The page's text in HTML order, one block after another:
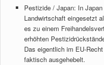
Pestizide / Japan: In
Landwirtschaft eingesetzt
es zu einem
erhöhten
Das eigentlich im EU-
faktisch ausgehebelt.